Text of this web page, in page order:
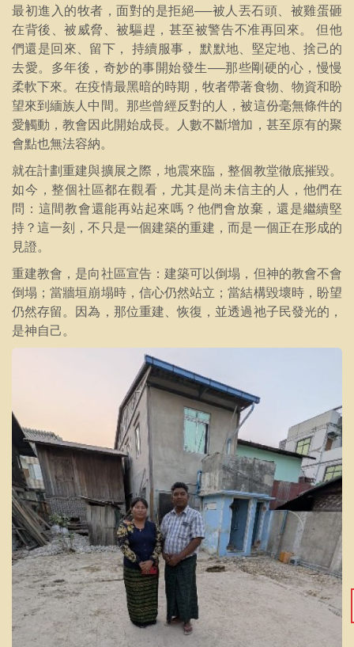
最初進入的牧者，面對的是拒絕──被人丟石頭、被雞蛋砸
在背後、被威脅、被驅趕，甚至被警告不准再回來。 但他
們還是回來、留下， 持續服事， 默默地、堅定地、捨己的
去愛。多年後，奇妙的事開始發生──那些剛硬的心，慢慢
柔軟下來。在疫情最黑暗的時期，牧者帶著食物、物資和盼
望來到緬族人中間。那些曾經反對的人，被這份毫無條件的
愛觸動，教會因此開始成長。人數不斷增加，甚至原有的聚
會點也無法容納。
就在計劃重建與擴展之際，地震來臨，整個教堂徹底摧毀。
如今，整個社區都在觀看，尤其是尚未信主的人，他們在
問：這間教會還能再站起來嗎？他們會放棄，還是繼續堅
持？這一刻，不只是一個建築的重建，而是一個正在形成的
見證。
重建教會，是向社區宣告：建築可以倒塌，但神的教會不會
倒塌；當牆垣崩塌時，信心仍然站立；當結構毀壞時，盼望
仍然存留。因為，那位重建、恢復，並透過祂子民發光的，
是神自己。